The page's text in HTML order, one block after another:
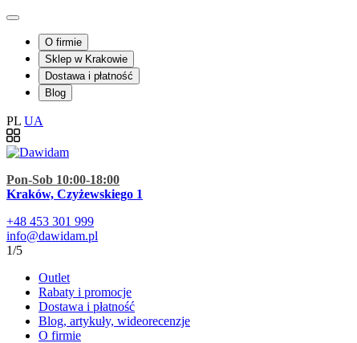
O firmie
Sklep w Krakowie
Dostawa i płatność
Blog
PL UA
Pon-Sob 10:00-18:00
Kraków, Czyżewskiego 1
+48 453 301 999
info@dawidam.pl
1/5
Outlet
Rabaty i promocje
Dostawa i płatność
Blog, artykuły, wideorecenzje
O firmie